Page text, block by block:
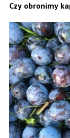
Czy obronimy